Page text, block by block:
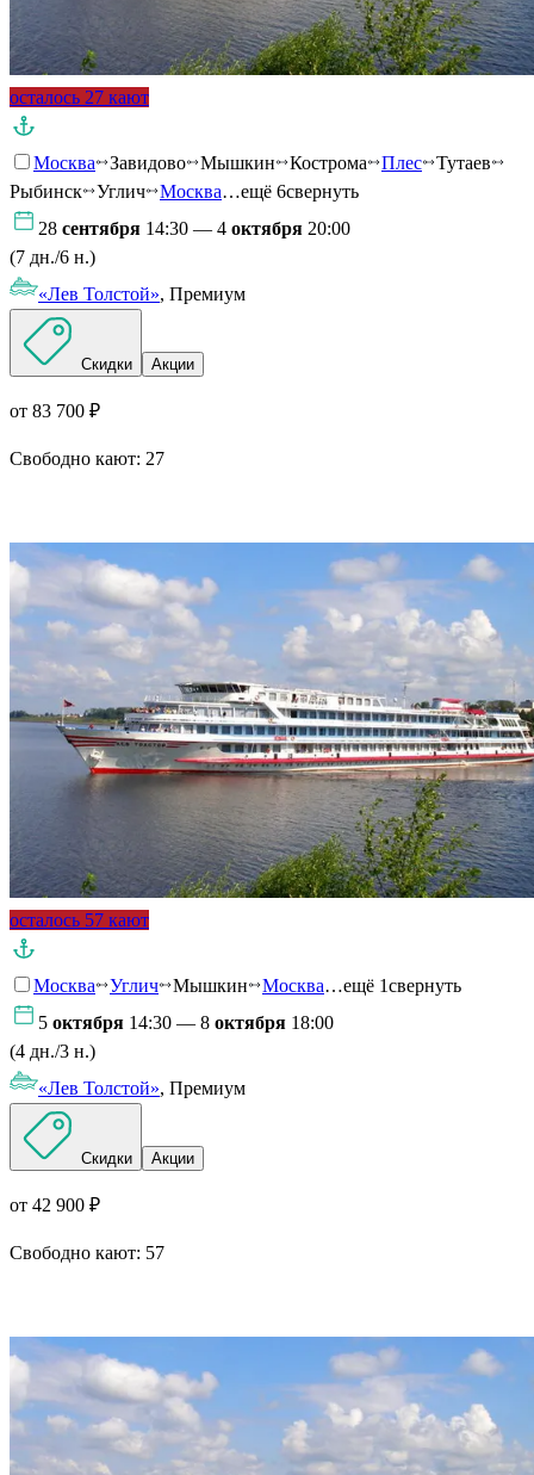
осталось 27 кают
Москва Завидово Мышкин Кострома Плес
Тутаев
Рыбинск
Углич Москва…ещё 6свернуть
28 сентября 14:30 — 4 октября 20:00
(7 дн./6 н.)
«Лев Толстой», Премиум
Скидки Акции
от 83 700 ₽
Свободно кают: 27
осталось 57 кают
Москва Углич Мышкин Москва…ещё 1свернуть
5 октября 14:30 — 8 октября 18:00
(4 дн./3 н.)
«Лев Толстой», Премиум
Скидки Акции
от 42 900 ₽
Свободно кают: 57